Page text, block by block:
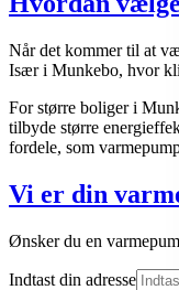
Når det kommer til at
Især i Munkebo, hvor
For større boliger i
tilbyde større
fordele, som
Vi er din
Ønsker du en
Indtast din adresse